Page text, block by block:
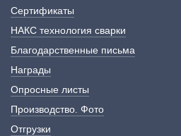
Сертификаты
НАКС технология сварки
Благодарственные письма
Награды
Опросные листы
Производство. Фото
Отгрузки